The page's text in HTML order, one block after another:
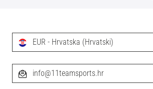
EUR - Hrvatska (Hrvatski)
info@11teamsports.hr